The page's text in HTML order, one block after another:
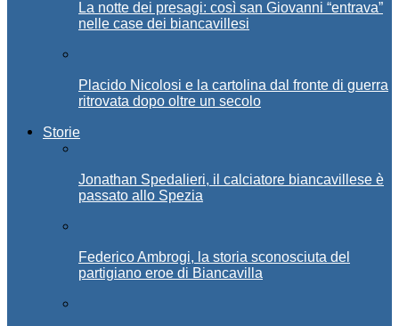
La notte dei presagi: così san Giovanni “entrava”
nelle case dei biancavillesi
Placido Nicolosi e la cartolina dal fronte di guerra
ritrovata dopo oltre un secolo
Storie
Jonathan Spedalieri, il calciatore biancavillese è
passato allo Spezia
Federico Ambrogi, la storia sconosciuta del
partigiano eroe di Biancavilla